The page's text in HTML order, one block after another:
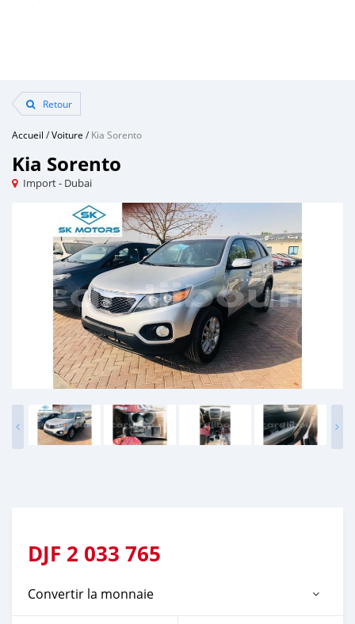
Retour
Accueil /Voiture /Kia Sorento
Kia Sorento
Import - Dubai
DJF 2 033 765
Convertir la monnaie